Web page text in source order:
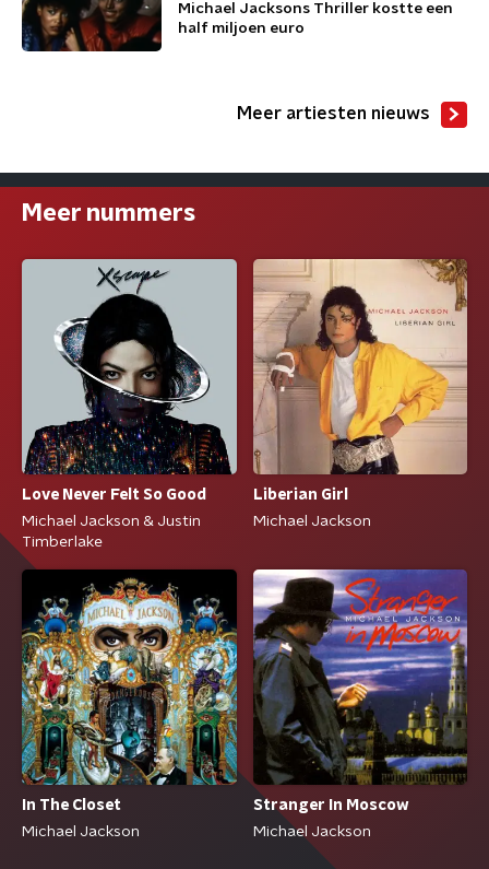
Michael Jacksons Thriller kostte een
half miljoen euro
Meer artiesten nieuws
Meer nummers
Love Never Felt So Good
Michael Jackson & Justin
Timberlake
Liberian Girl
Michael Jackson
In The Closet
Michael Jackson
Stranger In Moscow
Michael Jackson